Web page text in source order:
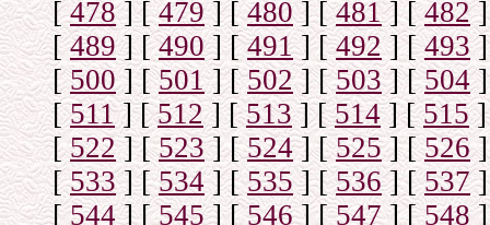
[478] [479] [480] [481] [482]
[489] [490] [491] [492] [493]
[500] [501] [502] [503] [504]
[511] [512] [513] [514] [515]
[522] [523] [524] [525] [526]
[533] [534] [535] [536] [537]
[544] [545] [546] [547] [ 548]